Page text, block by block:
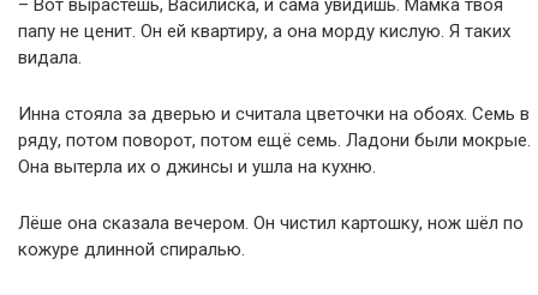
– Вот вырастешь, Василиска, и сама увидишь. Мамка твоя
папу не ценит. Он ей квартиру, а она морду кислую. Я таких
видала.
Инна стояла за дверью и считала цветочки на обоях. Семь в
ряду, потом поворот, потом ещё семь. Ладони были мокрые.
Она вытерла их о джинсы и ушла на кухню.
Лёше она сказала вечером. Он чистил картошку, нож шёл по
кожуре длинной спиралью.